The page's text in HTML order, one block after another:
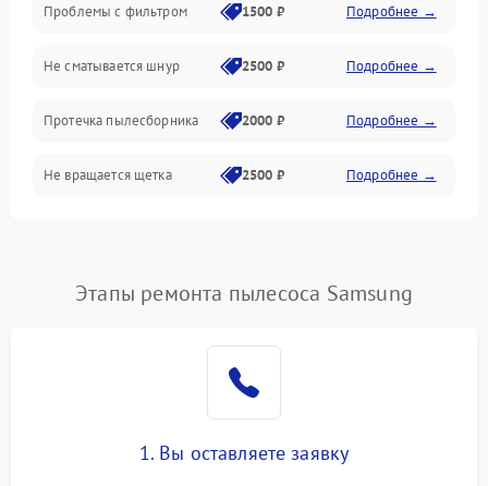
Проблемы с фильтром 1500 ₽ Подробнее →
Не сматывается шнур 2500 ₽ Подробнее →
Протечка пылесборника 2000 ₽ Подробнее →
Не вращается щетка 2500 ₽ Подробнее →
Поломка контейнера для
пыли
1500 ₽ Подробнее →
Этапы ремонта пылесоса Samsung
1. Вы оставляете заявку